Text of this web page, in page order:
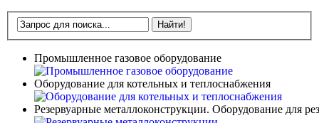
Промышленное газовое оборудование
Оборудование для котельных и теплоснабжения
Резервуарные металлоконструкции. Оборудование для